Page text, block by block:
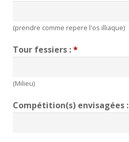
(prendre comme repere l'os illiaque)
Tour fessiers :*
(Milieu)
Compétition(s) envisagées :